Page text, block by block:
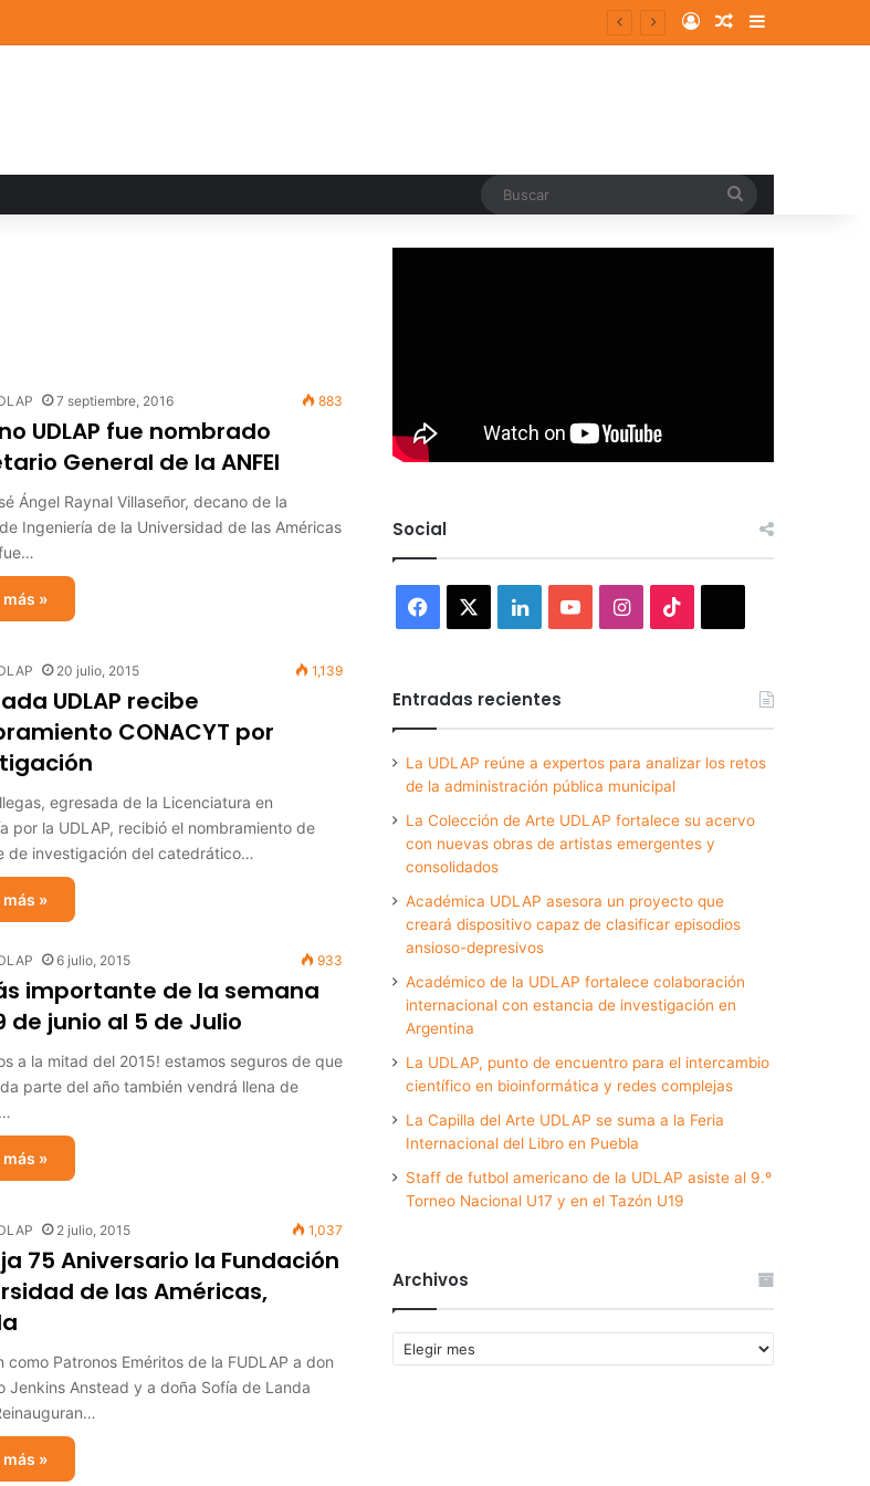
su acervo con nuevas obras de artistas emergentes y consolidados Log InRandom Article
Sidebar
7 septiembre, 2016 883
UDLAP fue nombrado
General de la ANFEI
Ángel Raynal Villaseñor, decano de la
Ingeniería de la Universidad de las Américas
más »
20 julio, 2015 1,139
UDLAP recibe
CONACYT por
egresada de la Licenciatura en
por la UDLAP, recibió el nombramiento de
de investigación del catedrático…
más »
6 julio, 2015 933
importante de la semana
de junio al 5 de Julio
a la mitad del 2015! estamos seguros de que
parte del año también vendrá llena de
más »
2 julio, 2015 1,037
75 Aniversario la Fundación
de las Américas,
como Patronos Eméritos de la FUDLAP a don
Jenkins Anstead y a doña Sofía de Landa
más »
Social
Facebook LinkedInYouTubeInstagram
Entradas recientes
La UDLAP reúne a expertos para analizar los retos
de la administración pública municipal
La Colección de Arte UDLAP fortalece su acervo
con nuevas obras de artistas emergentes y
consolidados
Académica UDLAP asesora un proyecto que
creará dispositivo capaz de clasificar episodios
ansioso-depresivos
Académico de la UDLAP fortalece colaboración
internacional con estancia de investigación en
Argentina
La UDLAP, punto de encuentro para el intercambio
científico en bioinformática y redes complejas
La Capilla del Arte UDLAP se suma a la Feria
Internacional del Libro en Puebla
Staff de futbol americano de la UDLAP asiste al 9.º
Torneo Nacional U17 y en el Tazón U19
Archivos
Archivos